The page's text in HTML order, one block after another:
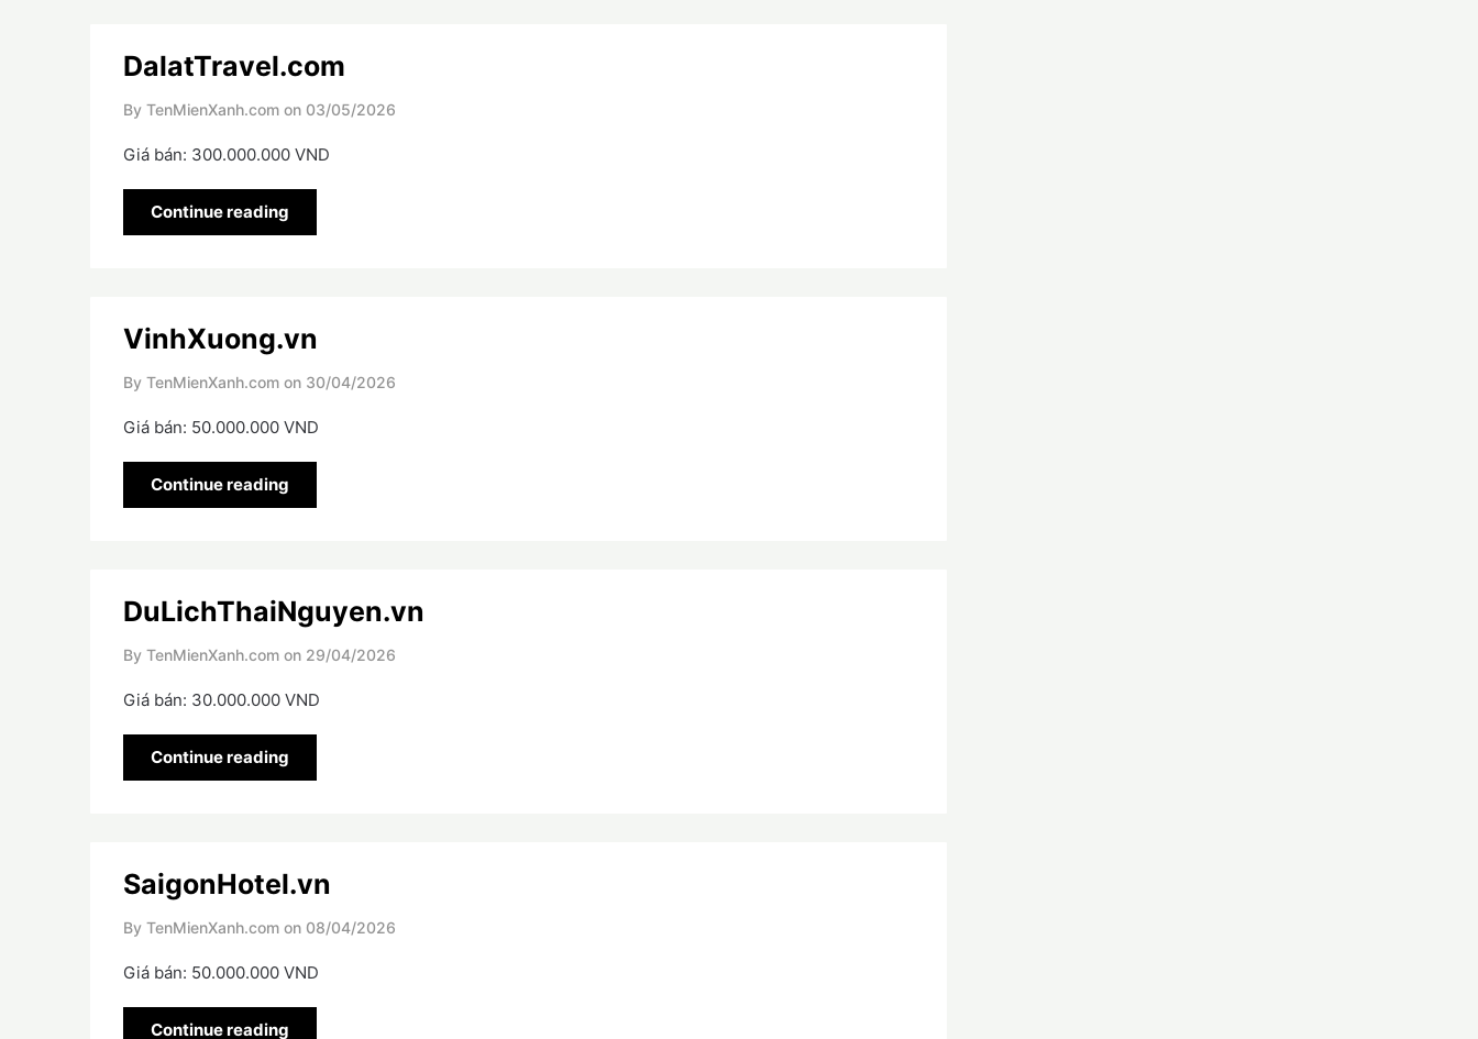
DalatTravel.com
By TenMienXanh.com on 03/05/2026
Giá bán: 300.000.000 VND
Continue reading
VinhXuong.vn
By TenMienXanh.com on 30/04/2026
Giá bán: 50.000.000 VND
Continue reading
DuLichThaiNguyen.vn
By TenMienXanh.com on 29/04/2026
Giá bán: 30.000.000 VND
Continue reading
SaigonHotel.vn
By TenMienXanh.com on 08/04/2026
Giá bán: 50.000.000 VND
Continue reading